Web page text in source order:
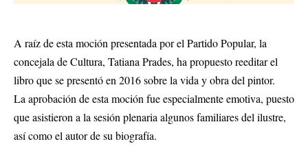
A raíz de esta moción presentada por el Partido Popular, la
concejala de Cultura, Tatiana Prades, ha propuesto reeditar el
libro que se presentó en 2016 sobre la vida y obra del pintor.
La aprobación de esta moción fue especialmente emotiva, puesto
que asistieron a la sesión plenaria algunos familiares del ilustre,
así como el autor de su biografía.